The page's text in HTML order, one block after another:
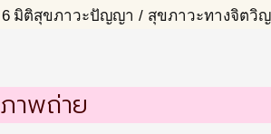
6 มิติสุขภาวะปัญญา / สุขภาวะทางจิตวิ
ภาพถ่าย